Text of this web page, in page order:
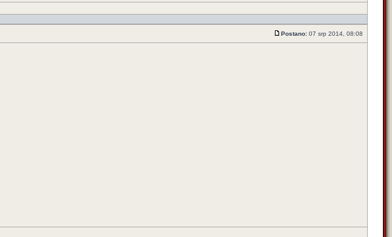
Postano: 07 srp 2014, 08:08